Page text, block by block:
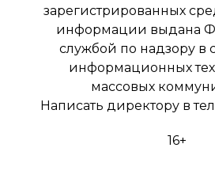
зарегистрированных
информации выдана
службой по надзору в
информационных
массовых
Написать директору в
16+